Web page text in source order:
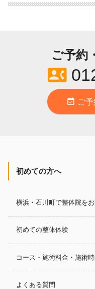
ご予約
contact_phone
event_available ご
初めての方へ
横浜・石川町で整体院を
初めての整体体験
コース・施術料金・施術
よくある質問